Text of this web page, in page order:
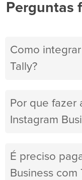
Perguntas
Como
Tally?
Por que fazer
Instagram
É preciso
Business com